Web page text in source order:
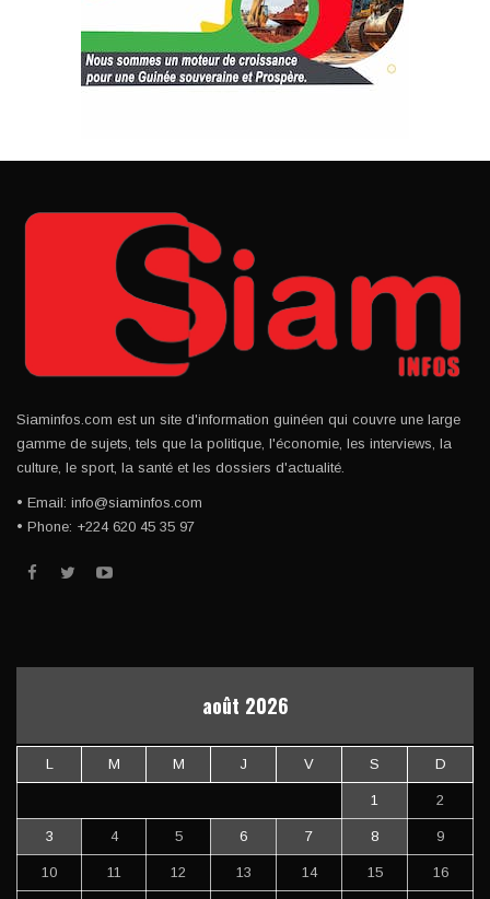
Siaminfos.com est un site d'information guinéen qui couvre une large
gamme de sujets, tels que la politique, l'économie, les interviews, la
culture, le sport, la santé et les dossiers d'actualité.
• Email: info@siaminfos.com
• Phone: +224 620 45 35 97
août 2026
L M M J V S D
1 2
3 4 5 6 7 8 9
10 11 12 13 14 15 16